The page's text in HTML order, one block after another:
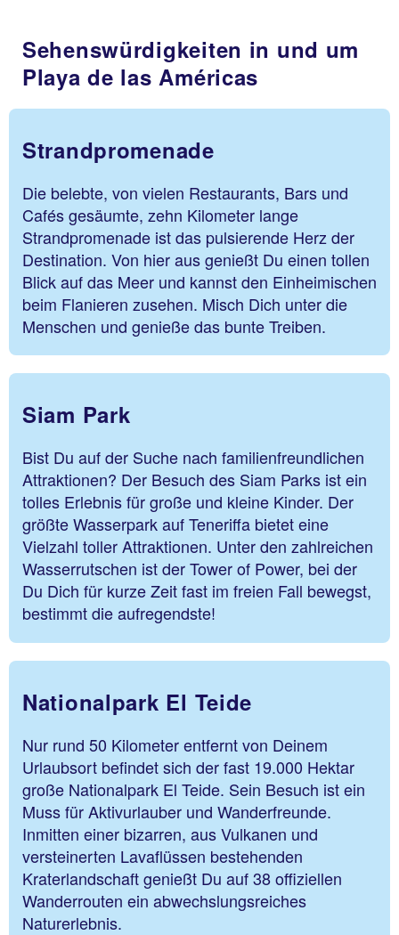
Sehenswürdigkeiten in und um
Playa de las Américas
Strandpromenade
Die belebte, von vielen Restaurants, Bars und
Cafés gesäumte, zehn Kilometer lange
Strandpromenade ist das pulsierende Herz der
Destination. Von hier aus genießt Du einen tollen
Blick auf das Meer und kannst den Einheimischen
beim Flanieren zusehen. Misch Dich unter die
Menschen und genieße das bunte Treiben.
Siam Park
Bist Du auf der Suche nach familienfreundlichen
Attraktionen? Der Besuch des Siam Parks ist ein
tolles Erlebnis für große und kleine Kinder. Der
größte Wasserpark auf Teneriffa bietet eine
Vielzahl toller Attraktionen. Unter den zahlreichen
Wasserrutschen ist der Tower of Power, bei der
Du Dich für kurze Zeit fast im freien Fall bewegst,
bestimmt die aufregendste!
Nationalpark El Teide
Nur rund 50 Kilometer entfernt von Deinem
Urlaubsort befindet sich der fast 19.000 Hektar
große Nationalpark El Teide. Sein Besuch ist ein
Muss für Aktivurlauber und Wanderfreunde.
Inmitten einer bizarren, aus Vulkanen und
versteinerten Lavaflüssen bestehenden
Kraterlandschaft genießt Du auf 38 offiziellen
Wanderrouten ein abwechslungsreiches
Naturerlebnis.